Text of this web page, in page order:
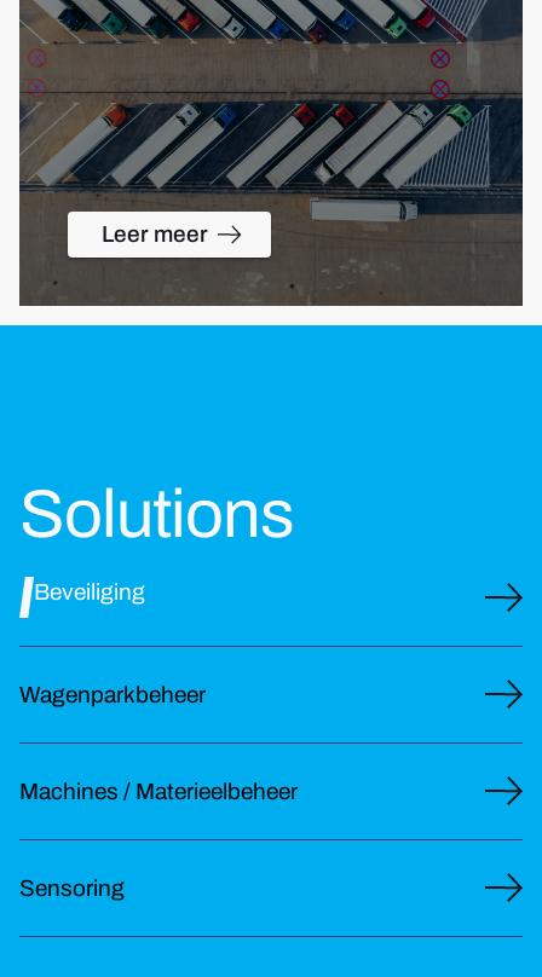
Leer meer
Solutions
Beveiliging
Wagenparkbeheer
Machines / Materieelbeheer
Sensoring